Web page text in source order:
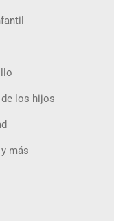
de los hijos
más